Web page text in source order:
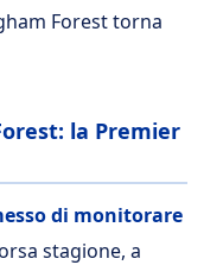
Forest torna
la Premier
di monitorare
stagione, a